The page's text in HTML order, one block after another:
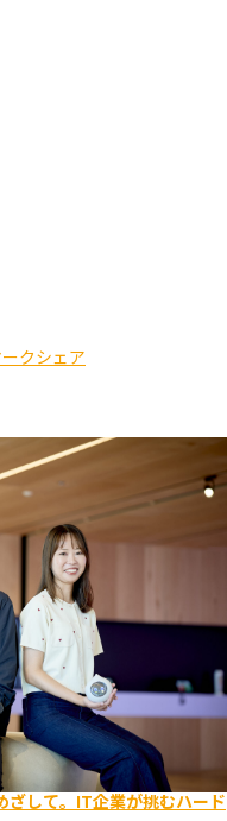
クシェア
ざして。IT企業が挑むハード